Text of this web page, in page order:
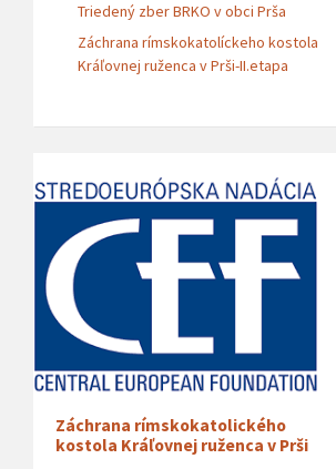
Triedený zber BRKO v obci Prša
Záchrana rímskokatolíckeho kostola
Kráľovnej ruženca v Prši-II.etapa
Záchrana rímskokatolického
kostola Kráľovnej ruženca v Prši